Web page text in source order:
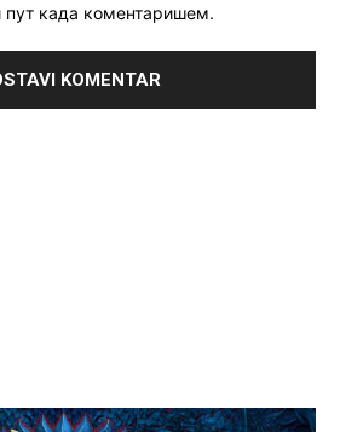
пут када коментаришем.